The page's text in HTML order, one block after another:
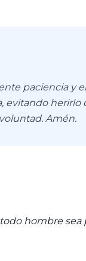
paciencia y
herirlo
Amén.
hombre